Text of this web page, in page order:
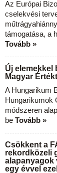
Az Európai
cselekvési
támogatása, a
Tovább »
Új elemekkel
Magyar
A Hungarikum
Hungarikumok
módszeren
be Tovább »
Csökkent a
rekordközeli
alapanyagok
egy évvel